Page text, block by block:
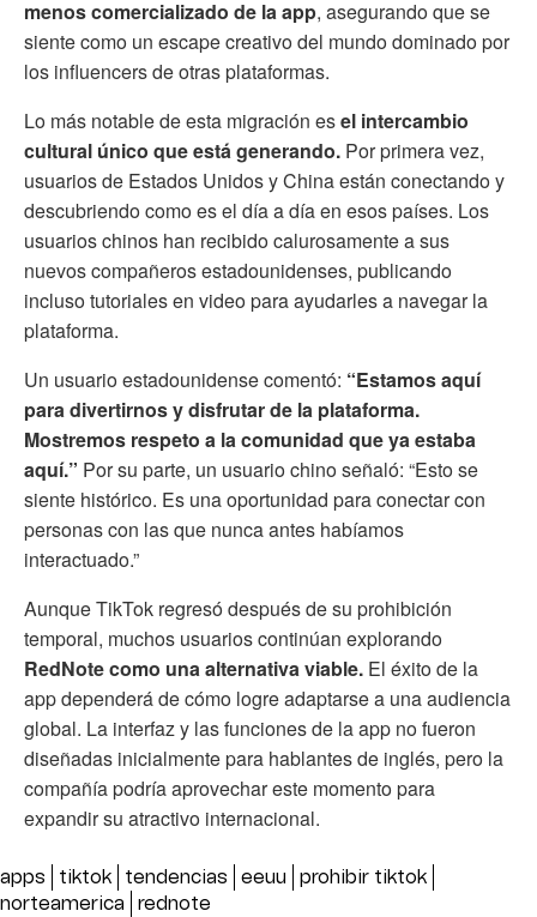
menos comercializado de la app, asegurando que se
siente como un escape creativo del mundo dominado por
los influencers de otras plataformas.
Lo más notable de esta migración esel intercambio
cultural único que está generando. Por primera vez,
usuarios de Estados Unidos y China están conectando y
descubriendo como es el día a día en esos países. Los
usuarios chinos han recibido calurosamente a sus
nuevos compañeros estadounidenses, publicando
incluso tutoriales en video para ayudarles a navegar la
plataforma.
Un usuario estadounidense comentó: “Estamos aquí
para divertirnos y disfrutar de la plataforma.
Mostremos respeto a la comunidad que ya estaba
aquí.” Por su parte, un usuario chino señaló: “Esto se
siente histórico. Es una oportunidad para conectar con
personas con las que nunca antes habíamos
interactuado.”
Aunque TikTok regresó después de su prohibición
temporal, muchos usuarios continúan explorando
RedNote como una alternativa viable. El éxito de la
app dependerá de cómo logre adaptarse a una audiencia
global. La interfaz y las funciones de la app no fueron
diseñadas inicialmente para hablantes de inglés, pero la
compañía podría aprovechar este momento para
expandir su atractivo internacional.
apps tiktok tendencias eeuu
prohibir tiktok
norteamerica
rednote